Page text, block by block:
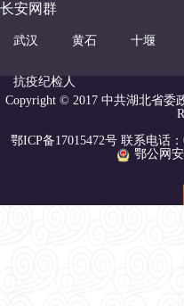
长安网群
武汉 黄石 十堰
抗疫纪检人
Copyright © 2017 中共湖北省委
鄂ICP备17015472号 联系电话
鄂公网安